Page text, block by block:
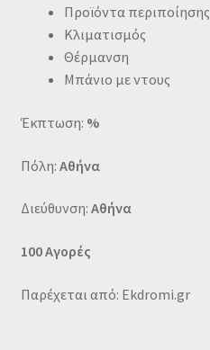
Προϊόντα περιποίησης
Κλιματισμός
Θέρμανση
Μπάνιο με ντους
Έκπτωση: %
Πόλη: Αθήνα
Διεύθυνση: Αθήνα
100 Αγορές
Παρέχεται από: Ekdromi.gr